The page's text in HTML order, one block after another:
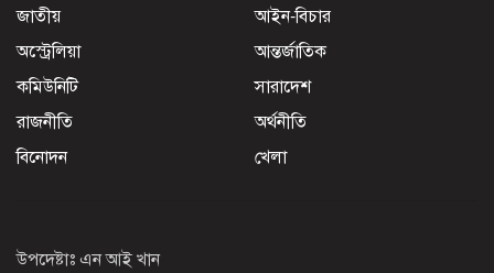
জাতীয়
আইন-বিচার
অস্ট্রেলিয়া
আন্তর্জাতিক
কমিউনিটি
সারাদেশ
রাজনীতি
অর্থনীতি
বিনোদন
খেলা
উপদেষ্টাঃ এন আই খান